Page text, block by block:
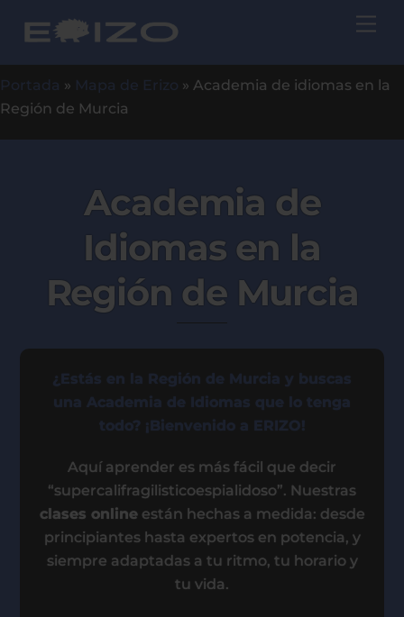
Portada » Mapa de Erizo » Academia de idiomas en la
Región de Murcia
Academia de
Idiomas en la
Región de Murcia
¿Estás en la Región de Murcia y buscas
una Academia de Idiomas que lo tenga
todo? ¡Bienvenido a ERIZO!
Aquí aprender es más fácil que decir
“supercalifragilisticoespialidoso”. Nuestras
clases onlineestán hechas a medida: desde
principiantes hasta expertos en potencia, y
siempre adaptadas a tu ritmo, tu horario y
tu vida.